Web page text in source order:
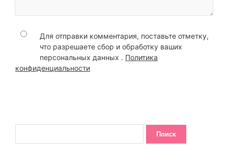
Для отправки комментария, поставьте отметку,
что разрешаете сбор и обработку ваших
персональных данных . Политика
конфиденциальности